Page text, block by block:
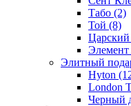
Табо (2)
Той (8)
Царский
Элемент
Элитный
Hyton
London
Черный